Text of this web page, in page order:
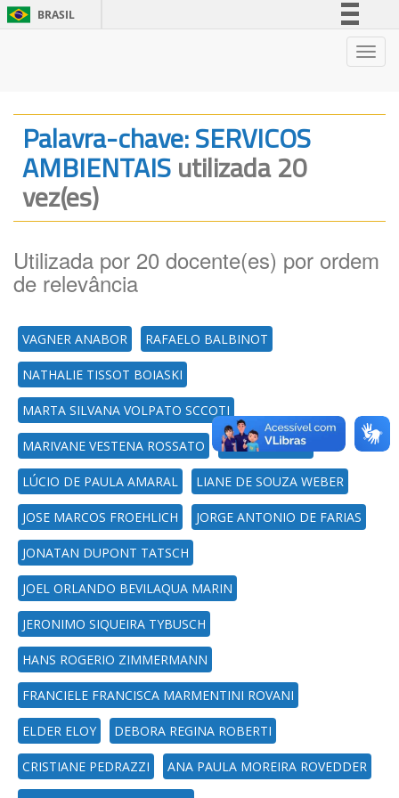
BRASIL
Legislação
Canais
Palavra-chave: SERVICOS
AMBIENTAISutilizada 20
vez(es)
Utilizada por 20 docente(es) por ordem
de relevância
VAGNER ANABOR RAFAELO BALBINOT
NATHALIE TISSOT BOIASKI
MARTA SILVANA VOLPATO SCCOTI
MARIVANE VESTENA ROSSATO MARCIO VIERA
LÚCIO DE PAULA AMARAL LIANE DE SOUZA WEBER
JOSE MARCOS FROEHLICH JORGE ANTONIO DE FARIAS
JONATAN DUPONT TATSCH
JOEL ORLANDO BEVILAQUA MARIN
JERONIMO SIQUEIRA TYBUSCH
HANS ROGERIO ZIMMERMANN
FRANCIELE FRANCISCA MARMENTINI ROVANI
ELDER ELOY DEBORA REGINA ROBERTI
CRISTIANE PEDRAZZI ANA PAULA MOREIRA ROVEDDER